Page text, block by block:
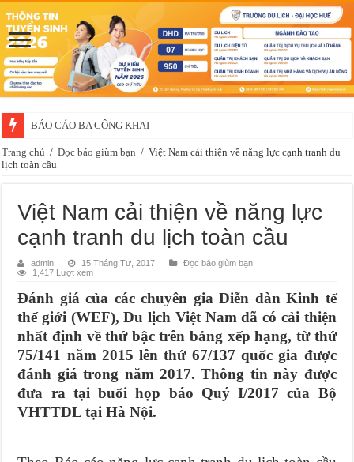
BÁO CÁO BA CÔNG KHAI
Thông báo về việc xét chọn sinh viên đề nghị nhận học bổng của doanh
Trang chủ / Đọc báo giùm bạn / Việt Nam cải thiện về năng lực cạnh tranh du
lịch toàn cầu
Việt Nam cải thiện về năng lực
cạnh tranh du lịch toàn cầu
admin 15 Tháng Tư, 2017
Đọc báo giùm bạn
1,417 Lượt xem
Đánh giá của các chuyên gia Diễn đàn Kinh tế
thế giới (WEF), Du lịch Việt Nam đã có cải thiện
nhất định về thứ bậc trên bảng xếp hạng, từ thứ
75/141 năm 2015 lên thứ 67/137 quốc gia được
đánh giá trong năm 2017. Thông tin này được
đưa ra tại buổi họp báo Quý I/2017 của Bộ
VHTTDL tại Hà Nội.